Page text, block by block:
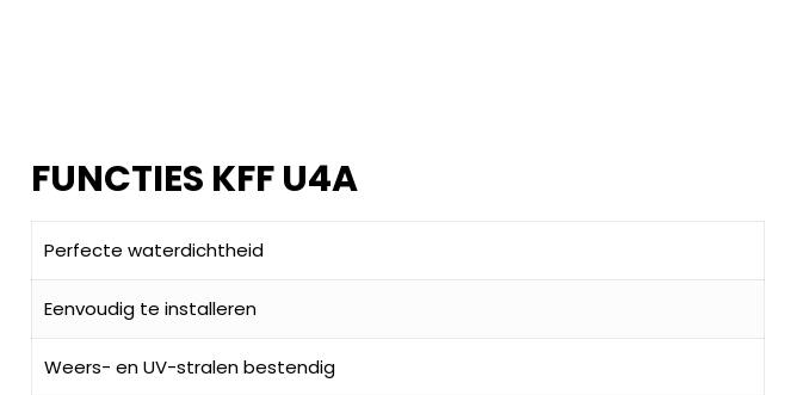
FUNCTIES KFF U4A
Perfecte waterdichtheid
Eenvoudig te installeren
Weers- en UV-stralen bestendig